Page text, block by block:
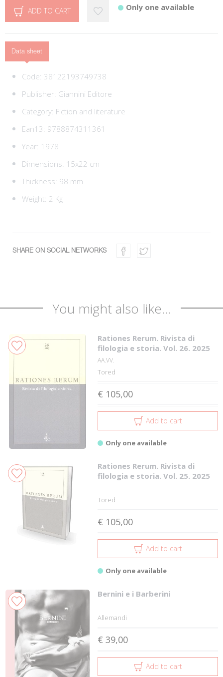
ADD TO CART Only one available
Data sheet
Code: 38122193749738
Publisher: Giannini Editore
Category: Fiction and literature
Ean13: 9788874311361
Year: 1978
Dimensions: 15x22 cm
Thickness: 98 mm
Weight: 2 Kg
SHARE ON SOCIAL NETWORKS
You might also like...
Rationes Rerum. Rivista di
filologia e storia. Vol. 26. 2025
AA.VV.
Tored
€ 105,00
Add to cart
Only one available
Rationes Rerum. Rivista di
filologia e storia. Vol. 25. 2025
Tored
€ 105,00
Add to cart
Only one available
Bernini e i Barberini
Allemandi
€ 39,00
Add to cart